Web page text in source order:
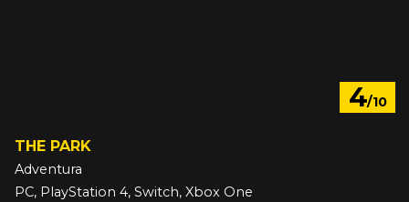
4/10
THE PARK
Adventura
PC, PlayStation 4, Switch, Xbox One